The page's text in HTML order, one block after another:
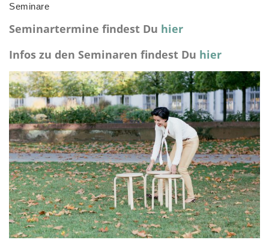
Seminare
Seminartermine findest Du hier
Infos zu den Seminaren findest Du hier